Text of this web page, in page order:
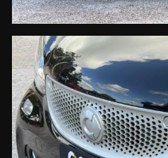
2° TAGLIANDO A KM 23.096
3° TAGLIANDO A KM 33.865
4° TAGLIANDO A KM. 48.369
5° TAGLIANDO A KM. 71.699
VETTURA
NELLE FOTO LA
CHIAREZZA DI COSI' , NON SI
-GARANZIA:Tre anni di